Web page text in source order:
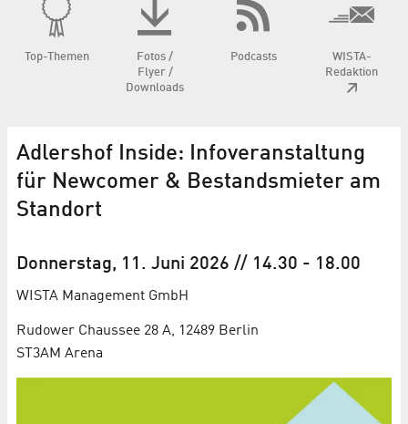
Top-Themen
Fotos /
Flyer /
Downloads
Podcasts
WISTA-
Redaktion
Adlershof Inside: Infoveranstaltung
für Newcomer & Bestandsmieter am
Standort
Donnerstag, 11. Juni 2026 // 14.30 - 18.00
WISTA Management GmbH
Rudower Chaussee 28 A, 12489 Berlin
ST3AM Arena